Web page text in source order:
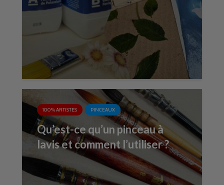
100% ARTISTES PINCEAUX
Qu’est-ce qu’un pinceau à
lavis et comment l’utiliser ?